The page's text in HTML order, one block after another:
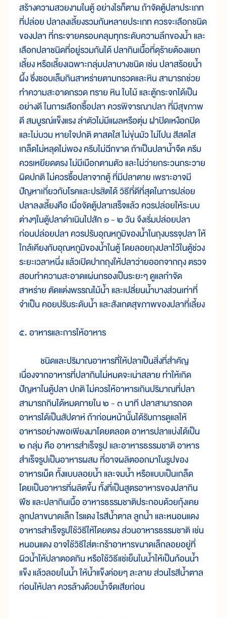
สร้างความสวยงามในตู้ อย่างไรก็ตาม ถ้าจัดตู้ปลาประเภท
ที่ปล่อย ปลาลงเลี้ยงรวมกันหลายประเภท ควรจะเลือกชนิด
ของปลา ที่กระจายครอบคลุมทุกระดับความลึกของน้ำ และ
เลือกปลาชนิดที่อยู่รวมกันได้ ปลากินเนื้อที่ดุร้ายต้องแยก
เลี้ยง หรือเลี้ยงเฉพาะกลุ่มปลาบางชนิด เช่น ปลาสร้อยน้ำ
ผึ้ง ซึ่งชอบเล็มกินสาหร่ายตามกรวดและหิน สามารถช่วย
ทำความสะอาดกรวด ทราย หิน ใบไม้ และตู้กระจกได้เป็น
อย่างดี ในการเลือกซื้อปลา ควรพิจารณาปลา ที่มีสุขภาพ
ดี สมบูรณ์แข็งแรง ลำตัวไม่มีแผลหรือตุ่ม ฝาปิดเหงือกปิด
และไม่บวม หายใจปกติ ตาสดใส ไม่ขุ่นมัว ไม่โปน สีสดใส
เกล็ดไม่หลุดไม่พอง ครีบไม่ฉีกขาด ถ้าเป็นปลาน้ำจืด ครีบ
ควรเหยียดตรง ไม่มีเมือกตามตัว และไม่ว่ายกระวนกระวาย
ผิดปกติ ไม่ควรซื้อปลาจากตู้ ที่มีปลาตาย เพราะอาจมี
ปัญหาเกี่ยวกับโรคและปรสิตได้ วิธีที่ดีที่สุดในการปล่อย
ปลาลงเลี้ยงคือ เมื่อจัดตู้ปลาเสร็จแล้ว ควรปล่อยให้ระบบ
ต่างๆในตู้ปลาดำเนินไปสัก ๑ - ๒ วัน จึงเริ่มปล่อยปลา
ก่อนปล่อยปลา ควรปรับอุณหภูมิของน้ำในถุงบรรจุปลา ให้
ใกล้เคียงกับอุณหภูมิของน้ำในตู้ โดยลอยถุงปลาไว้ในตู้ช่วง
ระยะเวลาหนึ่ง แล้วเปิดปากถุงให้ปลาว่ายออกจากถุง ตรวจ
สอบทำความสะอาดแผ่นกรองเป็นระยะๆ ดูแลกำจัด
สาหร่าย ตัดแต่งพรรณไม้น้ำ และเปลี่ยนน้ำบางส่วนเท่าที่
จำเป็น คอยปรับระดับน้ำ และสังเกตสุขภาพของปลาที่เลี้ยง
๕. อาหารและการให้อาหาร
ชนิดและปริมาณอาหารที่ให้ปลาเป็นสิ่งที่สำคัญ
เนื่องจากอาหารที่ปลากินไม่หมดจะเน่าสลาย ทำให้เกิด
ปัญหาในตู้ปลา ปกติ ไม่ควรให้อาหารเกินปริมาณที่ปลา
สามารถกินได้หมดภายใน ๒ - ๓ นาที ปลาสามารถอด
อาหารได้เป็นสัปดาห์ ถ้าก่อนหน้านั้นได้รับการดูแลให้
อาหารอย่างพอเพียงมาโดยตลอด อาหารปลาแบ่งได้เป็น
๒ กลุ่ม คือ อาหารสำเร็จรูป และอาหารธรรมชาติ อาหาร
สำเร็จรูปเป็นอาหารผสม ที่อาจผลิตออกมาในรูปของ
อาหารเม็ด ทั้งแบบลอยน้ำ และจมน้ำ หรือแบบเป็นเกล็ด
โดยเป็นอาหารที่ผลิตขึ้น ทั้งที่เป็นสูตรอาหารของปลากิน
พืช และปลากินเนื้อ อาหารธรรมชาติประกอบด้วยกุ้งเคย
ลูกปลาขนาดเล็ก ไรแดง ไรสีน้ำตาล ลูกน้ำ และหนอนแดง
อาหารสำเร็จรูปใช้วิธีให้โดยตรง ส่วนอาหารธรรมชาติ เช่น
หนอนแดง อาจใช้วิธีใส่ตะกร้าอาหารขนาดเล็กลอยอยู่ที่
ผิวน้ำให้ปลาตอดกิน หรือใช้วิธีแช่เย็นในน้ำให้เป็นก้อนน้ำ
แข็ง แล้วลอยในน้ำ ให้น้ำแข็งค่อยๆ ละลาย ส่วนไรสีน้ำตาล
ก่อนให้ปลา ควรล้างด้วยน้ำจืดเสียก่อน